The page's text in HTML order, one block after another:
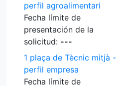
perfil agroalimentari
Fecha límite de
presentación de la
solicitud: ---
1 plaça de Tècnic mitjà -
perfil empresa
Fecha límite de